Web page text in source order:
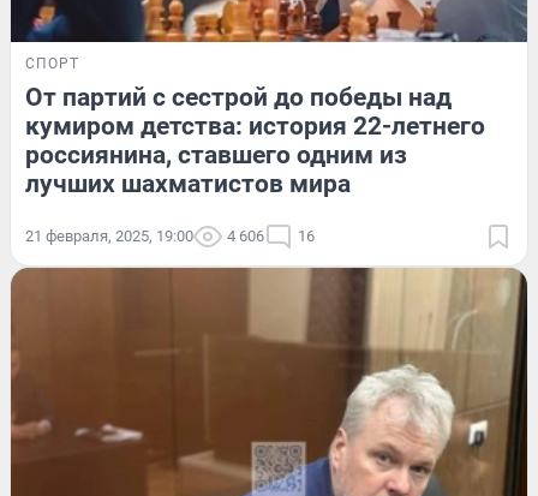
СПОРТ
От партий с сестрой до победы над
кумиром детства: история 22-летнего
россиянина, ставшего одним из
лучших шахматистов мира
21 февраля, 2025, 19:00 4 606 16